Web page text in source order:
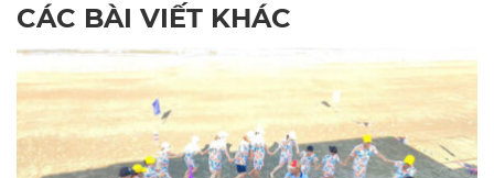
CÁC BÀI VIẾT KHÁC